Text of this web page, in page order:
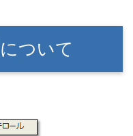
ついて